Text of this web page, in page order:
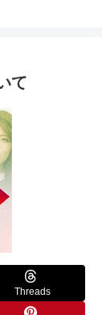
て
Threads